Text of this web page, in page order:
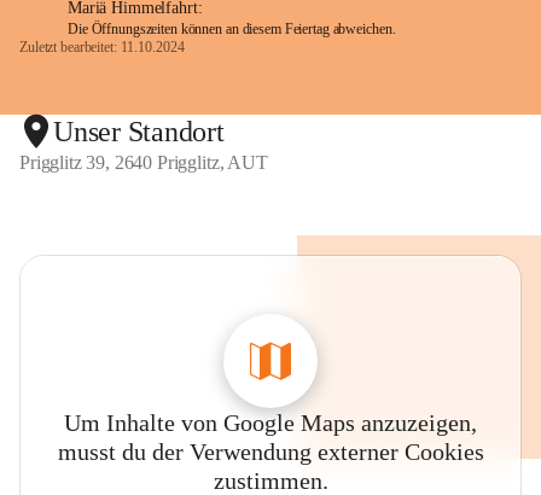
Mariä Himmelfahrt:
Die Öffnungszeiten können an diesem Feiertag abweichen.
Zuletzt bearbeitet: 11.10.2024
Unser Standort
Prigglitz 39, 2640 Prigglitz, AUT
Um Inhalte von Google Maps anzuzeigen,
musst du der Verwendung externer Cookies
zustimmen.